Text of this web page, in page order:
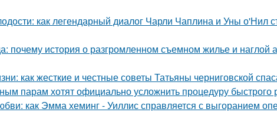
как легендарный диалог Чарли Чаплина и Уны о'Нил
почему история о разгромленном съемном жилье и наглой
как жесткие и честные советы Татьяны черниговской
парам хотят официально усложнить процедуру быстрого
как Эмма хеминг - Уиллис справляется с выгоранием